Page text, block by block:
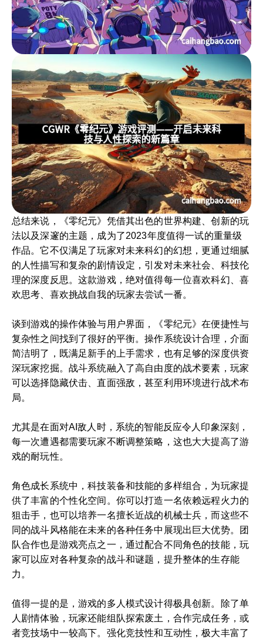
总结来说，《零纪元》凭借其出色的世界构建、创新的玩
法以及深邃的主题，成为了2023年度值得一试的重量级
作品。它不仅满足了玩家对未来科幻的幻想，更通过细腻
的人性描写和复杂的剧情设定，引发对未来社会、科技伦
理的深度反思。这款游戏，绝对值得每一位喜欢科幻、喜
欢思考、喜欢挑战自我的玩家去尝试一番。
谈到游戏的操作体验与用户界面，《零纪元》在便捷性与
复杂性之间找到了很好的平衡。操作系统设计合理，介面
简洁明了，既满足新手的上手需求，也有足够的深度供资
深玩家挖掘。战斗系统融入了高自由度的战术要素，玩家
可以选择隐藏伏击、直面强敌，甚至利用环境进行战术布
局。
尤其是在面对AI敌人时，系统的智能反应令人印象深刻，
每一次遭遇都需要玩家不断调整策略，这也大大提高了游
戏的耐玩性。
角色成长系统中，科技装备和技能的多样组合，为玩家提
供了丰富的个性化空间。你可以打造一名依赖远程火力的
狙击手，也可以培养一名擅长近战的机械士兵，而这些不
同的战斗风格能在未来的各种任务中展现出巨大优势。团
队合作也是游戏亮点之一，通过配合不同角色的技能，玩
家可以应对各种复杂的战斗和谜题，提升整体的生存能
力。
值得一提的是，游戏的多人模式设计得极具创新。除了单
人剧情体验，玩家还能组队探索废土，合作完成任务，或
者竞技场中一较高下。强化竞技性和互动性，极大丰富了